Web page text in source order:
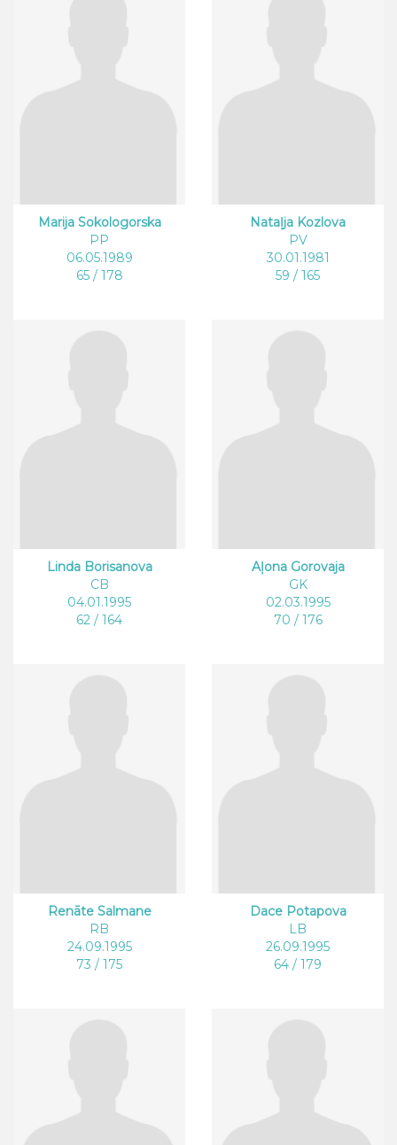
Marija Sokologorska
PP
06.05.1989
65 / 178
Nataļja Kozlova
PV
30.01.1981
59 / 165
Linda Borisanova
CB
04.01.1995
62 / 164
Aļona Gorovaja
GK
02.03.1995
70 / 176
Renāte Salmane
RB
24.09.1995
73 / 175
Dace Potapova
LB
26.09.1995
64 / 179